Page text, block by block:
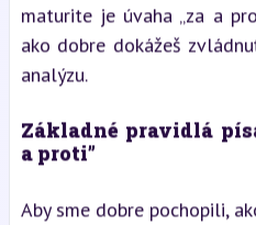
maturite je úvaha „za a
ako dobre dokážeš
analýzu.
Základné pravidlá
a proti”
Aby sme dobre pochopili,